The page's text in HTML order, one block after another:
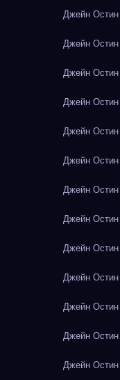
Джейн
Джейн
Джейн
Джейн
Джейн
Джейн
Джейн
Джейн
Джейн
Джейн
Джейн
Джейн
Джейн